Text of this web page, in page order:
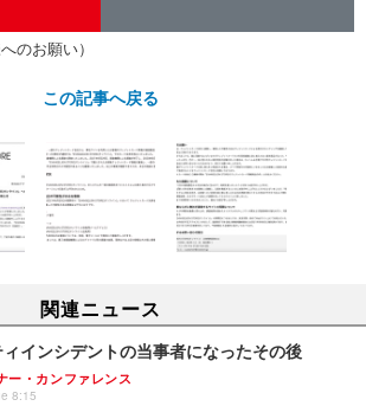
のお願い）
この記事へ戻る
関連ニュース
インシデントの当事者になったその後
ー・カンファレンス
8:15